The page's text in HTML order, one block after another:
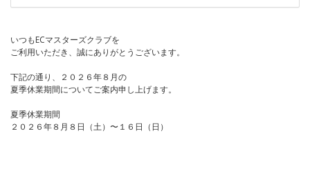
いつもECマスターズクラブを
ご利用いただき、誠にありがとうございます。
下記の通り、２０２６年８月の
夏季休業期間についてご案内申し上げます。
夏季休業期間
２０２６年８月８日（土）〜１６日（日）